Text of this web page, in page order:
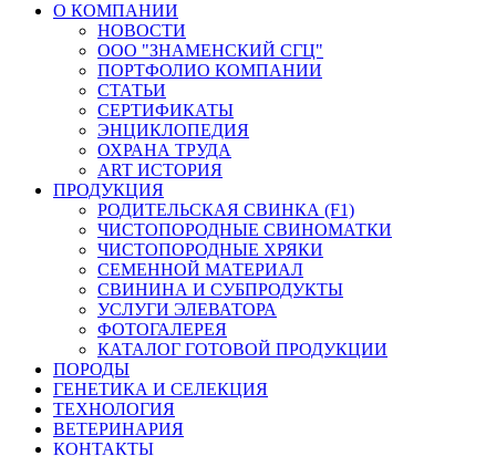
О КОМПАНИИ
НОВОСТИ
ООО "ЗНАМЕНСКИЙ СГЦ"
ПОРТФОЛИО КОМПАНИИ
СТАТЬИ
СЕРТИФИКАТЫ
ЭНЦИКЛОПЕДИЯ
ОХРАНА ТРУДА
ART ИСТОРИЯ
ПРОДУКЦИЯ
РОДИТЕЛЬСКАЯ СВИНКА (F1)
ЧИСТОПОРОДНЫЕ СВИНОМАТКИ
ЧИСТОПОРОДНЫЕ ХРЯКИ
СЕМЕННОЙ МАТЕРИАЛ
СВИНИНА И СУБПРОДУКТЫ
УСЛУГИ ЭЛЕВАТОРА
ФОТОГАЛЕРЕЯ
КАТАЛОГ ГОТОВОЙ ПРОДУКЦИИ
ПОРОДЫ
ГЕНЕТИКА И СЕЛЕКЦИЯ
ТЕХНОЛОГИЯ
ВЕТЕРИНАРИЯ
КОНТАКТЫ